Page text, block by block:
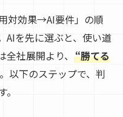
対効果→AI要件」の順
AIを先に選ぶと、使い道
社展開より、 “勝てる
以下のステップで、判